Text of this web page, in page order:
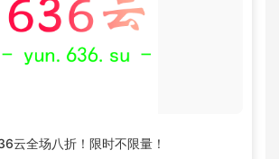
云全场八折！限时不限量！